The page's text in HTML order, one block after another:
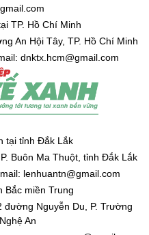
TP. Hồ Chí Minh
An Hội Tây, TP. Hồ Chí Minh
dnktx.hcm@gmail.com
tại tỉnh Đắk Lắk
Buôn Ma Thuột, tỉnh Đắk Lắk
lenhuantn@gmail.com
Bắc miền Trung
Nguyễn Du, P. Trường
An